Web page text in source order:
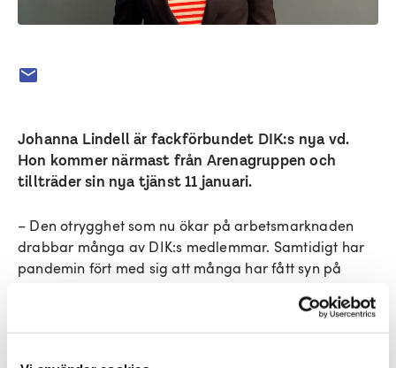
Johanna Lindell är fackförbundet DIK:s nya vd.
Hon kommer närmast från Arenagruppen och
tillträder sin nya tjänst 11 januari.
– Den otrygghet som nu ökar på arbetsmarknaden
drabbar många av DIK:s medlemmar. Samtidigt har
pandemin fört med sig att många har fått syn på
kultur och kommunikation. Jag ser fram emot att
tillsammans med DIK:s kansli och styrelse leda det